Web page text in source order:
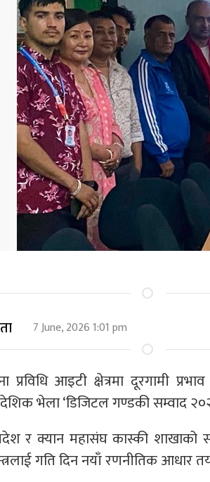
7 June, 2026 1:01 pm
आइटी क्षेत्रमा दूरगामी
भेला ‘डिजिटल गण्डकी सम्वाद
र क्यान महासंघ कास्की शाखाको
गति दिन नयाँ रणनीतिक आधार